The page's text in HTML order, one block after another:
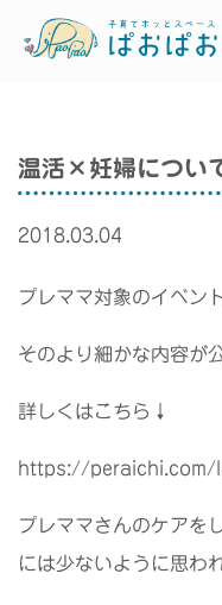
温活×妊婦につい
2018.03.04
プレママ対象のイベン
そのより細かな内容が
詳しくはこちら↓
https://
プレママさんのケアを
には少ないように思わ